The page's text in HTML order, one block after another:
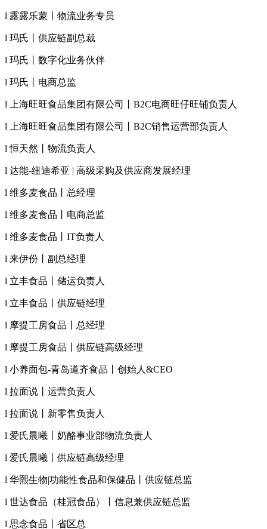
l 露露乐蒙丨物流业务专员
l 玛氏丨供应链副总裁
l 玛氏丨数字化业务伙伴
l 玛氏丨电商总监
l 上海旺旺食品集团有限公司丨B2C电商旺仔旺铺负责人
l 上海旺旺食品集团有限公司丨B2C销售运营部负责人
l 恒天然丨物流负责人
l 达能-纽迪希亚 | 高级采购及供应商发展经理
l 维多麦食品丨总经理
l 维多麦食品丨电商总监
l 维多麦食品丨IT负责人
l 来伊份丨副总经理
l 立丰食品丨储运负责人
l 立丰食品丨供应链经理
l 摩提工房食品丨总经理
l 摩提工房食品丨供应链高级经理
l 小养面包-青岛道齐食品丨创始人&CEO
l 拉面说丨运营负责人
l 拉面说丨新零售负责人
l 爱氏晨曦丨奶酪事业部物流负责人
l 爱氏晨曦丨供应链高级经理
l 华熙生物|功能性食品和保健品丨供应链总监
l 世达食品（桂冠食品）丨信息兼供应链总监
l 思念食品丨省区总